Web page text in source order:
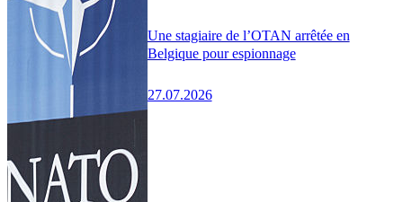
Une stagiaire de l’OTAN arrêtée en
Belgique pour espionnage
27.07.2026